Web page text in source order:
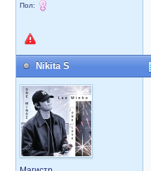
Пол:
Nikita S